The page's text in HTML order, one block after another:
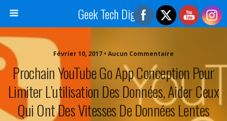
Geek Tech Digital
Février 10, 2017 • Aucun Commentaire
Prochain YouTube Go App Conception Pour
Limiter L’utilisation Des Données, Aider Ceux
Qui Ont Des Vitesses De Données Lentes